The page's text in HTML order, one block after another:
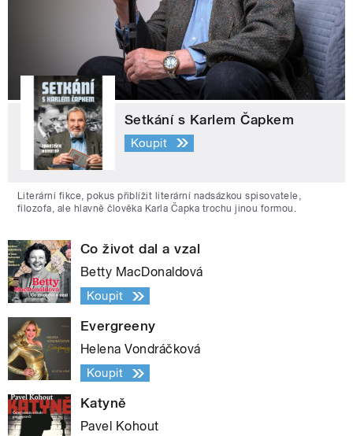
Setkání s Karlem Čapkem
Koupit
Literární fikce, pokus přiblížit literární nadsázkou spisovatele,
filozofa, ale hlavně člověka Karla Čapka trochu jinou formou.
Co život dal a vzal
Betty MacDonaldová
Koupit
Evergreeny
Helena Vondráčková
Koupit
Katyně
Pavel Kohout